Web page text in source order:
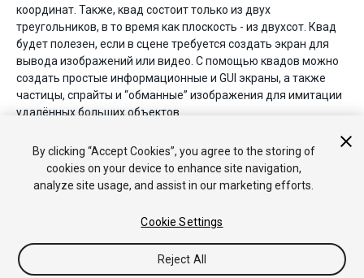
координат. Также, квад состоит только из двух
треугольников, в то время как плоскость - из двухсот. Квад
будет полезен, если в сцене требуется создать экран для
вывода изображений или видео. С помощью квадов можно
создать простые информационные и GUI экраны, а также
частицы, спрайты и “обманные” изображения для имитации
удалённых больших объектов.
2018–04–25 Page amended with limited editorial review
By clicking “Accept Cookies”, you agree to the storing of
cookies on your device to enhance site navigation,
analyze site usage, and assist in our marketing efforts.
Cookie Settings
Reject All